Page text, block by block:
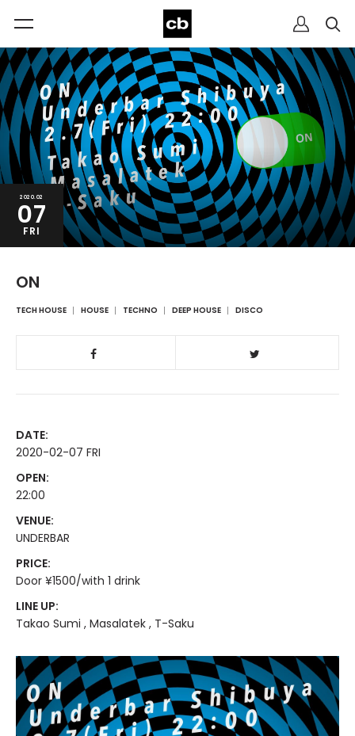
2020.02
07
FRI
ON
TECH HOUSE HOUSE TECHNO DEEP HOUSE DISCO
DATE:
2020-02-07 FRI
OPEN:
22:00
VENUE:
UNDERBAR
PRICE:
Door ¥1500/with 1 drink
LINE UP:
Takao Sumi , Masalatek , T-Saku